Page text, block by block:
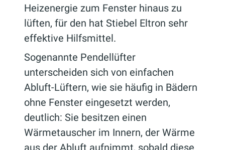
Heizenergie zum Fenster hinaus zu
lüften, für den hat Stiebel Eltron sehr
effektive Hilfsmittel.
Sogenannte Pendellüfter
unterscheiden sich von einfachen
Abluft-Lüftern, wie sie häufig in Bädern
ohne Fenster eingesetzt werden,
deutlich: Sie besitzen einen
Wärmetauscher im Innern, der Wärme
aus der Abluft aufnimmt, sobald diese